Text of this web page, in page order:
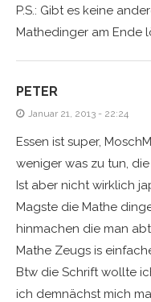
P.S.: Gibt es keine
Mathedinger am Ende
PETER
Januar 21, 2013 - 22:24
Essen ist super,
weniger was zu tun,
Ist aber nicht wirklich
Magste die Mathe
hinmachen die man
Mathe Zeugs is
Btw die Schrift wollte
ich demnächst mich